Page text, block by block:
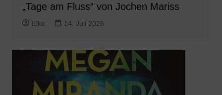
„Tage am Fluss“ von Jochen Mariss
Elke 14. Juli 2026